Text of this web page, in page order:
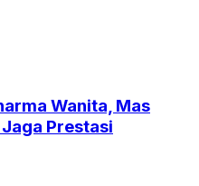
Wanita, Mas
Prestasi